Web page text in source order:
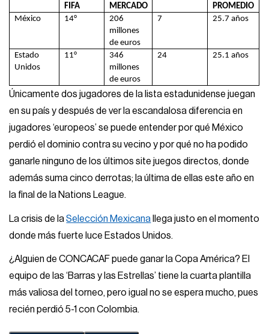
FIFA
MERCADO
PROMEDIO
México
14°
206
millones
de euros
7 25.7 años
Estado
Unidos
11°
346
millones
de euros
24 25.1 años
Únicamente dos jugadores de la lista estadunidense juegan
en su país y después de ver la escandalosa diferencia en
jugadores ‘europeos’ se puede entender por qué México
perdió el dominio contra su vecino y por qué no ha podido
ganarle ninguno de los últimos site juegos directos, donde
además suma cinco derrotas; la última de ellas este año en
la final de la Nations League.
La crisis de laSelección Mexicana llega justo en el momento
donde más fuerte luce Estados Unidos.
¿Alguien de CONCACAF puede ganar la Copa América? El
equipo de las ‘Barras y las Estrellas’ tiene la cuarta plantilla
más valiosa del torneo, pero igual no se espera mucho, pues
recién perdió 5-1 con Colombia.